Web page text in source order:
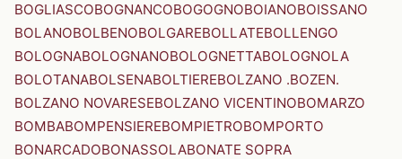
BOGLIASCOBOGNANCOBOGOGNOBOIANOBOISSANO
BOLANOBOLBENOBOLGAREBOLLATEBOLLENGO
BOLOGNABOLOGNANOBOLOGNETTABOLOGNOLA
BOLOTANABOLSENABOLTIEREBOLZANO .BOZEN.
BOLZANO NOVARESEBOLZANO VICENTINOBOMARZO
BOMBABOMPENSIEREBOMPIETROBOMPORTO
BONARCADOBONASSOLABONATE SOPRA